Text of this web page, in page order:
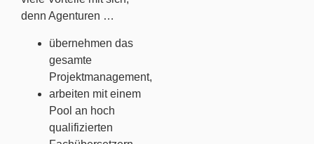
denn Agenturen …
übernehmen das
gesamte
Projektmanagement,
arbeiten mit einem
Pool an hoch
qualifizierten